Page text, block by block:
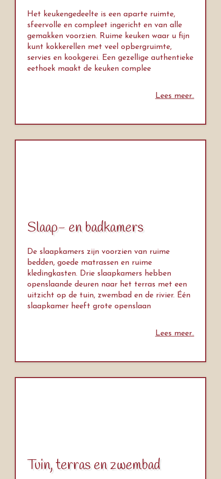
Het keukengedeelte is een aparte ruimte,
sfeervolle en compleet ingericht en van alle
gemakken voorzien. Ruime keuken waar u fijn
kunt kokkerellen met veel opbergruimte,
servies en kookgerei. Een gezellige authentieke
eethoek maakt de keuken complee
Lees meer..
Slaap- en badkamers
De slaapkamers zijn voorzien van ruime
bedden, goede matrassen en ruime
kledingkasten. Drie slaapkamers hebben
openslaande deuren naar het terras met een
uitzicht op de tuin, zwembad en de rivier. Één
slaapkamer heeft grote openslaan
Lees meer..
Tuin, terras en zwembad